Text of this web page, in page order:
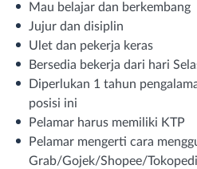
Mau belajar dan berkembang
Jujur dan disiplin
Ulet dan pekerja keras
Bersedia bekerja dari hari
Diperlukan 1 tahun
posisi ini
Pelamar harus memiliki KTP
Pelamar mengerti cara
Grab/Gojek/Shopee/